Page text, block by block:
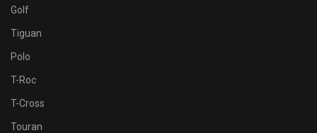
Golf
Tiguan
Polo
T-Roc
T-Cross
Touran